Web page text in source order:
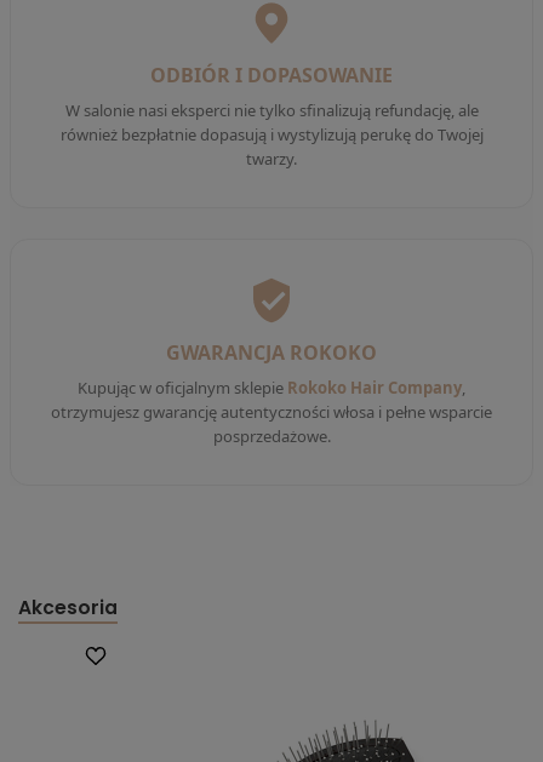
ODBIÓR I DOPASOWANIE
W salonie nasi eksperci nie tylko sfinalizują refundację, ale
również bezpłatnie dopasują i wystylizują perukę do Twojej
twarzy.
GWARANCJA ROKOKO
Kupując w oficjalnym sklepie Rokoko Hair Company,
otrzymujesz gwarancję autentyczności włosa i pełne wsparcie
posprzedażowe.
Akcesoria